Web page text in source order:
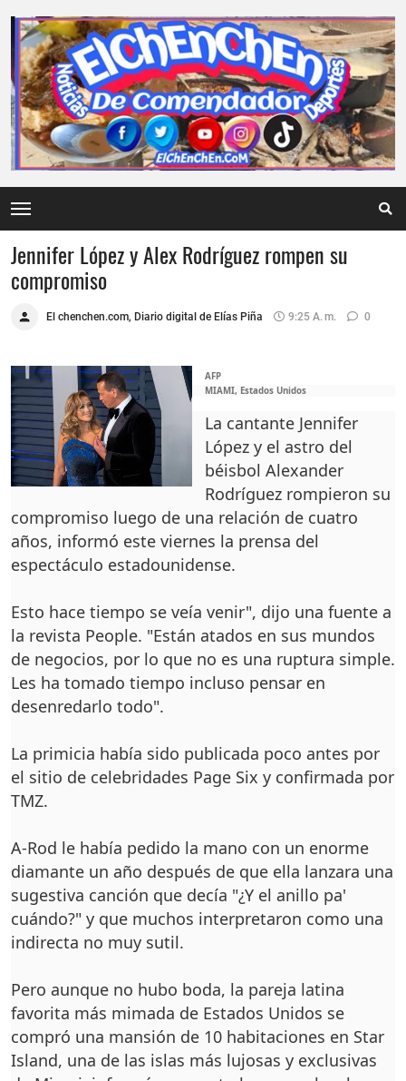
Jennifer López y Alex Rodríguez rompen su
compromiso
El chenchen.com, Diario digital de Elías Piña 9:25 A. M. 0
AFP
MIAMI, Estados Unidos
La cantante Jennifer
López y el astro del
béisbol Alexander
Rodríguez rompieron su
compromiso luego de una relación de cuatro
años, informó este viernes la prensa del
espectáculo estadounidense.
Esto hace tiempo se veía venir", dijo una fuente a
la revista People. "Están atados en sus mundos
de negocios, por lo que no es una ruptura simple.
Les ha tomado tiempo incluso pensar en
desenredarlo todo".
La primicia había sido publicada poco antes por
el sitio de celebridades Page Six y confirmada por
TMZ.
A-Rod le había pedido la mano con un enorme
diamante un año después de que ella lanzara una
sugestiva canción que decía "¿Y el anillo pa'
cuándo?" y que muchos interpretaron como una
indirecta no muy sutil.
Pero aunque no hubo boda, la pareja latina
favorita más mimada de Estados Unidos se
compró una mansión de 10 habitaciones en Star
Island, una de las islas más lujosas y exclusivas